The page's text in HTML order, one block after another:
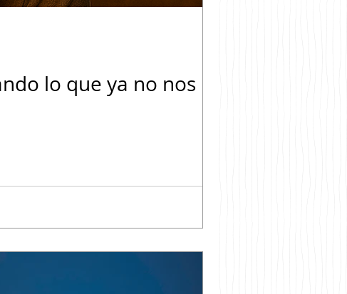
lo que ya no nos